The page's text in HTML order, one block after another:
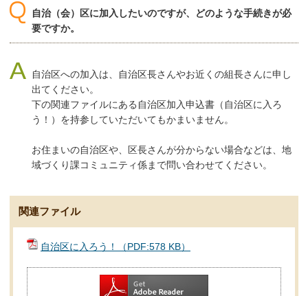
自治（会）区に加入したいのですが、どのような手続きが必
要ですか。
自治区への加入は、自治区長さんやお近くの組長さんに申し
出てください。
下の関連ファイルにある自治区加入申込書（自治区に入ろ
う！）を持参していただいてもかまいません。
お住まいの自治区や、区長さんが分からない場合などは、地
域づくり課コミュニティ係まで問い合わせてください。
関連ファイル
自治区に入ろう！（PDF:578 KB）